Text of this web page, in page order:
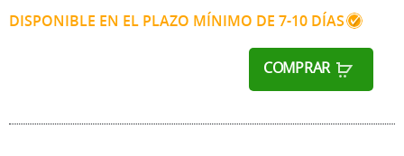
DISPONIBLE EN EL PLAZO MÍNIMO DE 7-10 DÍAS
COMPRAR